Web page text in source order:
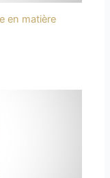
en matière